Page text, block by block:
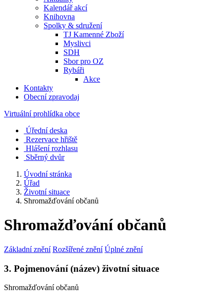
Kalendář akcí
Knihovna
Spolky & sdružení
TJ Kamenné Zboží
Myslivci
SDH
Sbor pro OZ
Rybáři
Akce
Kontakty
Obecní zpravodaj
Virtuální prohlídka obce
Úřední deska
Rezervace hřiště
Hlášení rozhlasu
Sběrný dvůr
Úvodní stránka
Úřad
Životní situace
Shromažďování občanů
Shromažďování občanů
Základní znění Rozšířené znění Úplné znění
3. Pojmenování (název) životní situace
Shromažďování občanů